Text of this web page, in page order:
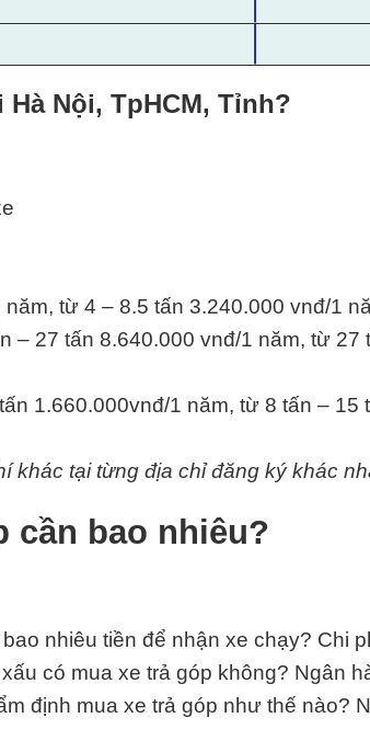
Nội, TpHCM, Tỉnh?
từ 4 – 8.5 tấn 3.240.000 vnđ/1
– 27 tấn 8.640.000 vnđ/1 năm, từ
1.660.000vnđ/1 năm, từ 8 tấn – 15
khác tại từng địa chỉ đăng ký khác
cần bao nhiêu?
nhiêu tiền để nhận xe chạy? Chi
có mua xe trả góp không? Ngân
định mua xe trả góp như thế nào?